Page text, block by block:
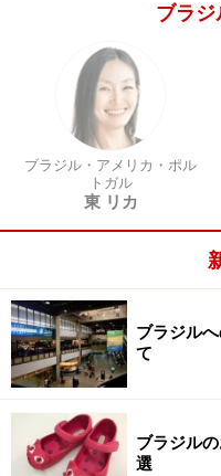
ブラジ
ブラジル・アメリカ・ポル
トガル
東 リカ
ブラジル
て
ブラジル
選